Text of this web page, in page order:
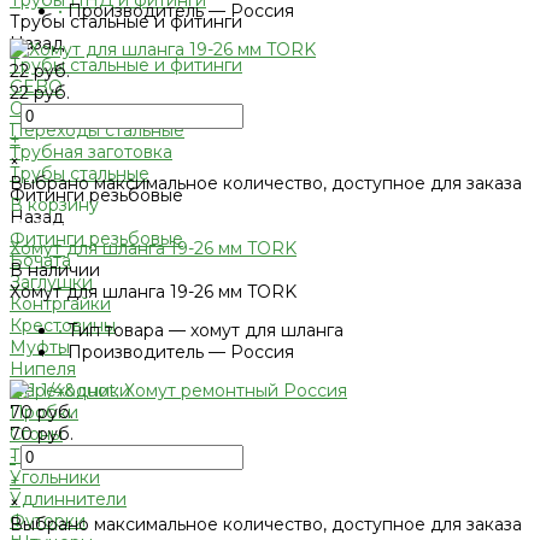
Трубы стальные и фитинги
Назад
Трубы стальные и фитинги
GEBO
Отводы стальные
Переходы стальные
Трубная заготовка
Трубы стальные
Фитинги резьбовые
Назад
Фитинги резьбовые
Бочата
Заглушки
Контргайки
Крестовины
Муфты
Нипеля
Переходники
Пробки
Сгоны
Тройники
Угольники
Удлиннители
Футорки
•Производитель — Россия
22 руб.
22 руб.
-
+
×
Выбрано максимальное количество, доступное для заказа
В корзину
Добавлено
Хомут для шланга 19-26 мм TORK
В наличии
Хомут для шланга 19-26 мм TORK
•Тип товара — хомут для шланга
•Производитель — Россия
70 руб.
70 руб.
-
+
×
Выбрано максимальное количество, доступное для заказа